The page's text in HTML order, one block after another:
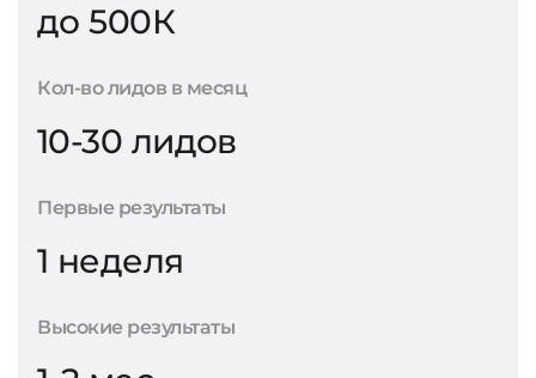
до 500К
Кол-во лидов в месяц
10-30 лидов
Первые результаты
1 неделя
Высокие результаты